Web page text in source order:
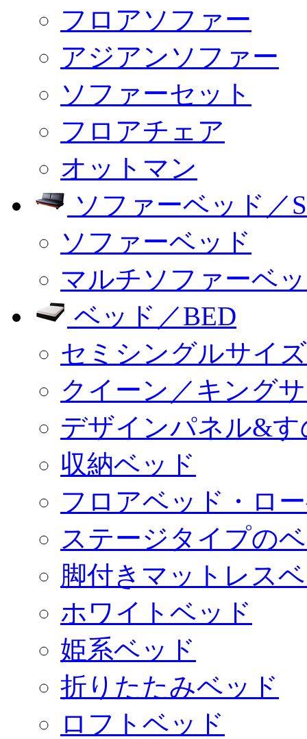
フロアソファー
アジアンソファー
ソファーセット
フロアチェア
オットマン
ソファーベッド／
ソファーベッド
マルチソファーベ
ベッド／BED
セミシングルサイ
クイーン／キング
デザインパネル&
収納ベッド
フロアベッド・ロ
ステージタイプの
脚付きマットレス
ホワイトベッド
姫系ベッド
折りたたみベッド
ロフトベッド